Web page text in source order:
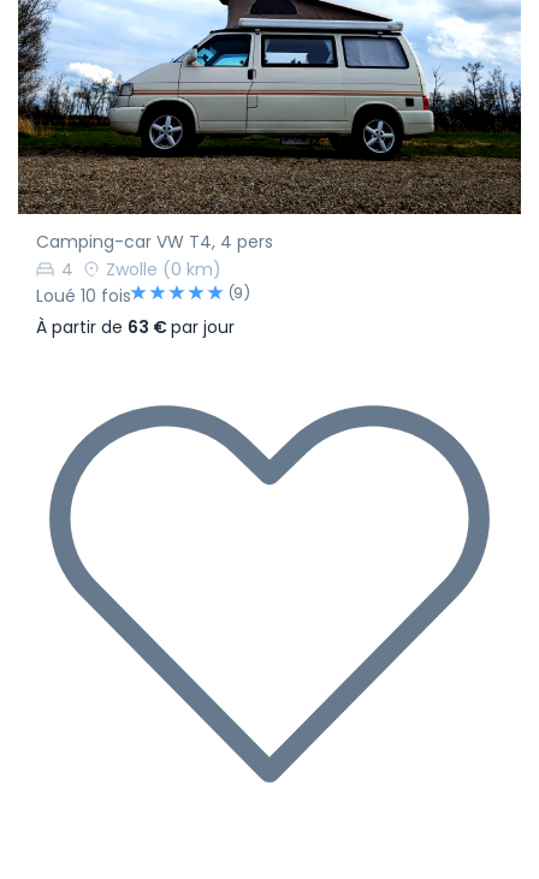
Camping-car VW T4, 4 pers
4
Zwolle (0 km)
Loué 10 fois
(9)
À partir de 63 €par jour